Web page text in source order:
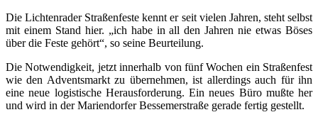
Die Lichtenrader Straßenfeste kennt er seit vielen Jahren, steht selbst
mit einem Stand hier. „ich habe in all den Jahren nie etwas Böses
über die Feste gehört“, so seine Beurteilung.
Die Notwendigkeit, jetzt innerhalb von fünf Wochen ein Straßenfest
wie den Adventsmarkt zu übernehmen, ist allerdings auch für ihn
eine neue logistische Herausforderung. Ein neues Büro mußte her
und wird in der Mariendorfer Bessemerstraße gerade fertig gestellt.